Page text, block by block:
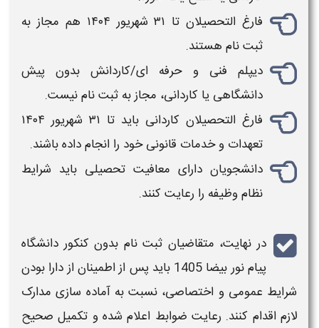
فارغ‌ التحصیلان تا ۳۱ شهریور ۱۴۰۴ هم مجاز به
ثبت‌ نام هستند.
دیپلم فنی‌ و حرفه‌ ای/کاردانش بدون پیش‌
دانشگاهی یا کاردانی، مجاز به ثبت‌ نامنیست.
فارغ‌ التحصیلان کاردانی باید تا ۳۱ شهریور ۱۴۰۴
تعهدات و خدمات قانونی خود را انجام داده باشند.
دانشجویان دارای معافیت تحصیلی باید شرایط
نظام وظیفه را رعایت کنند.
در نهایت، متقاضیان ثبت نام بدون کنکور دانشگاه
پیام نور بیضا 1405
باید پس از اطمینان از دارا بودن
شرایط عمومی و اختصاصی، نسبت به آماده‌ سازی مدارک
لازم اقدام کنند. رعایت ضوابط اعلام شده و تکمیل صحیح